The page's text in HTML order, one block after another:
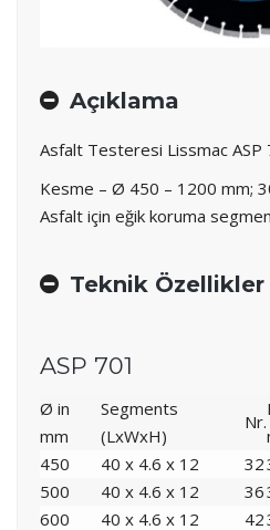
Açıklama
Asfalt Testeresi Lissmac ASP
Kesme – Ø 450 – 1200 mm;
Asfalt için eğik koruma
Teknik Özellikler
ASP 701
Ø in
mm
Segments
(LxWxH)
Nr.
450
40 x 4.6 x 12 32
500
40 x 4.6 x 12 36
600
40 x 4.6 x 12 42